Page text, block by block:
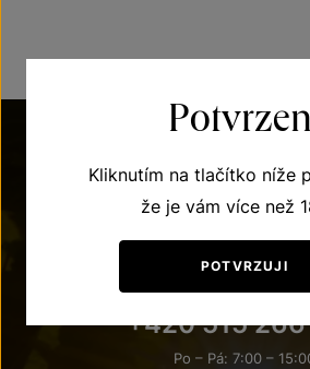
POTŘEBUJETE
+420 515
Po – Pá: 7:00 –
Kliknutím na tlačítko níže
že je vám více než
POTVRZUJI